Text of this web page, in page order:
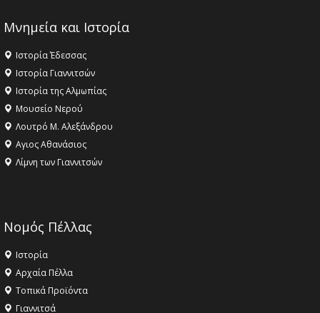
Μνημεία και Ιστορία
Ιστορία Έδεσσας
Ιστορία Γιαννιτσών
Ιστορία της Αλμωπίας
Μουσείο Νερού
Λουτρό Μ. Αλεξάνδρου
Αγιος Αθανάσιος
Λίμνη των Γιαννιτσών
Νομός Πέλλας
Ιστορία
Αρχαία Πέλλα
Τοπικά Προϊόντα
Γιαννιτσά